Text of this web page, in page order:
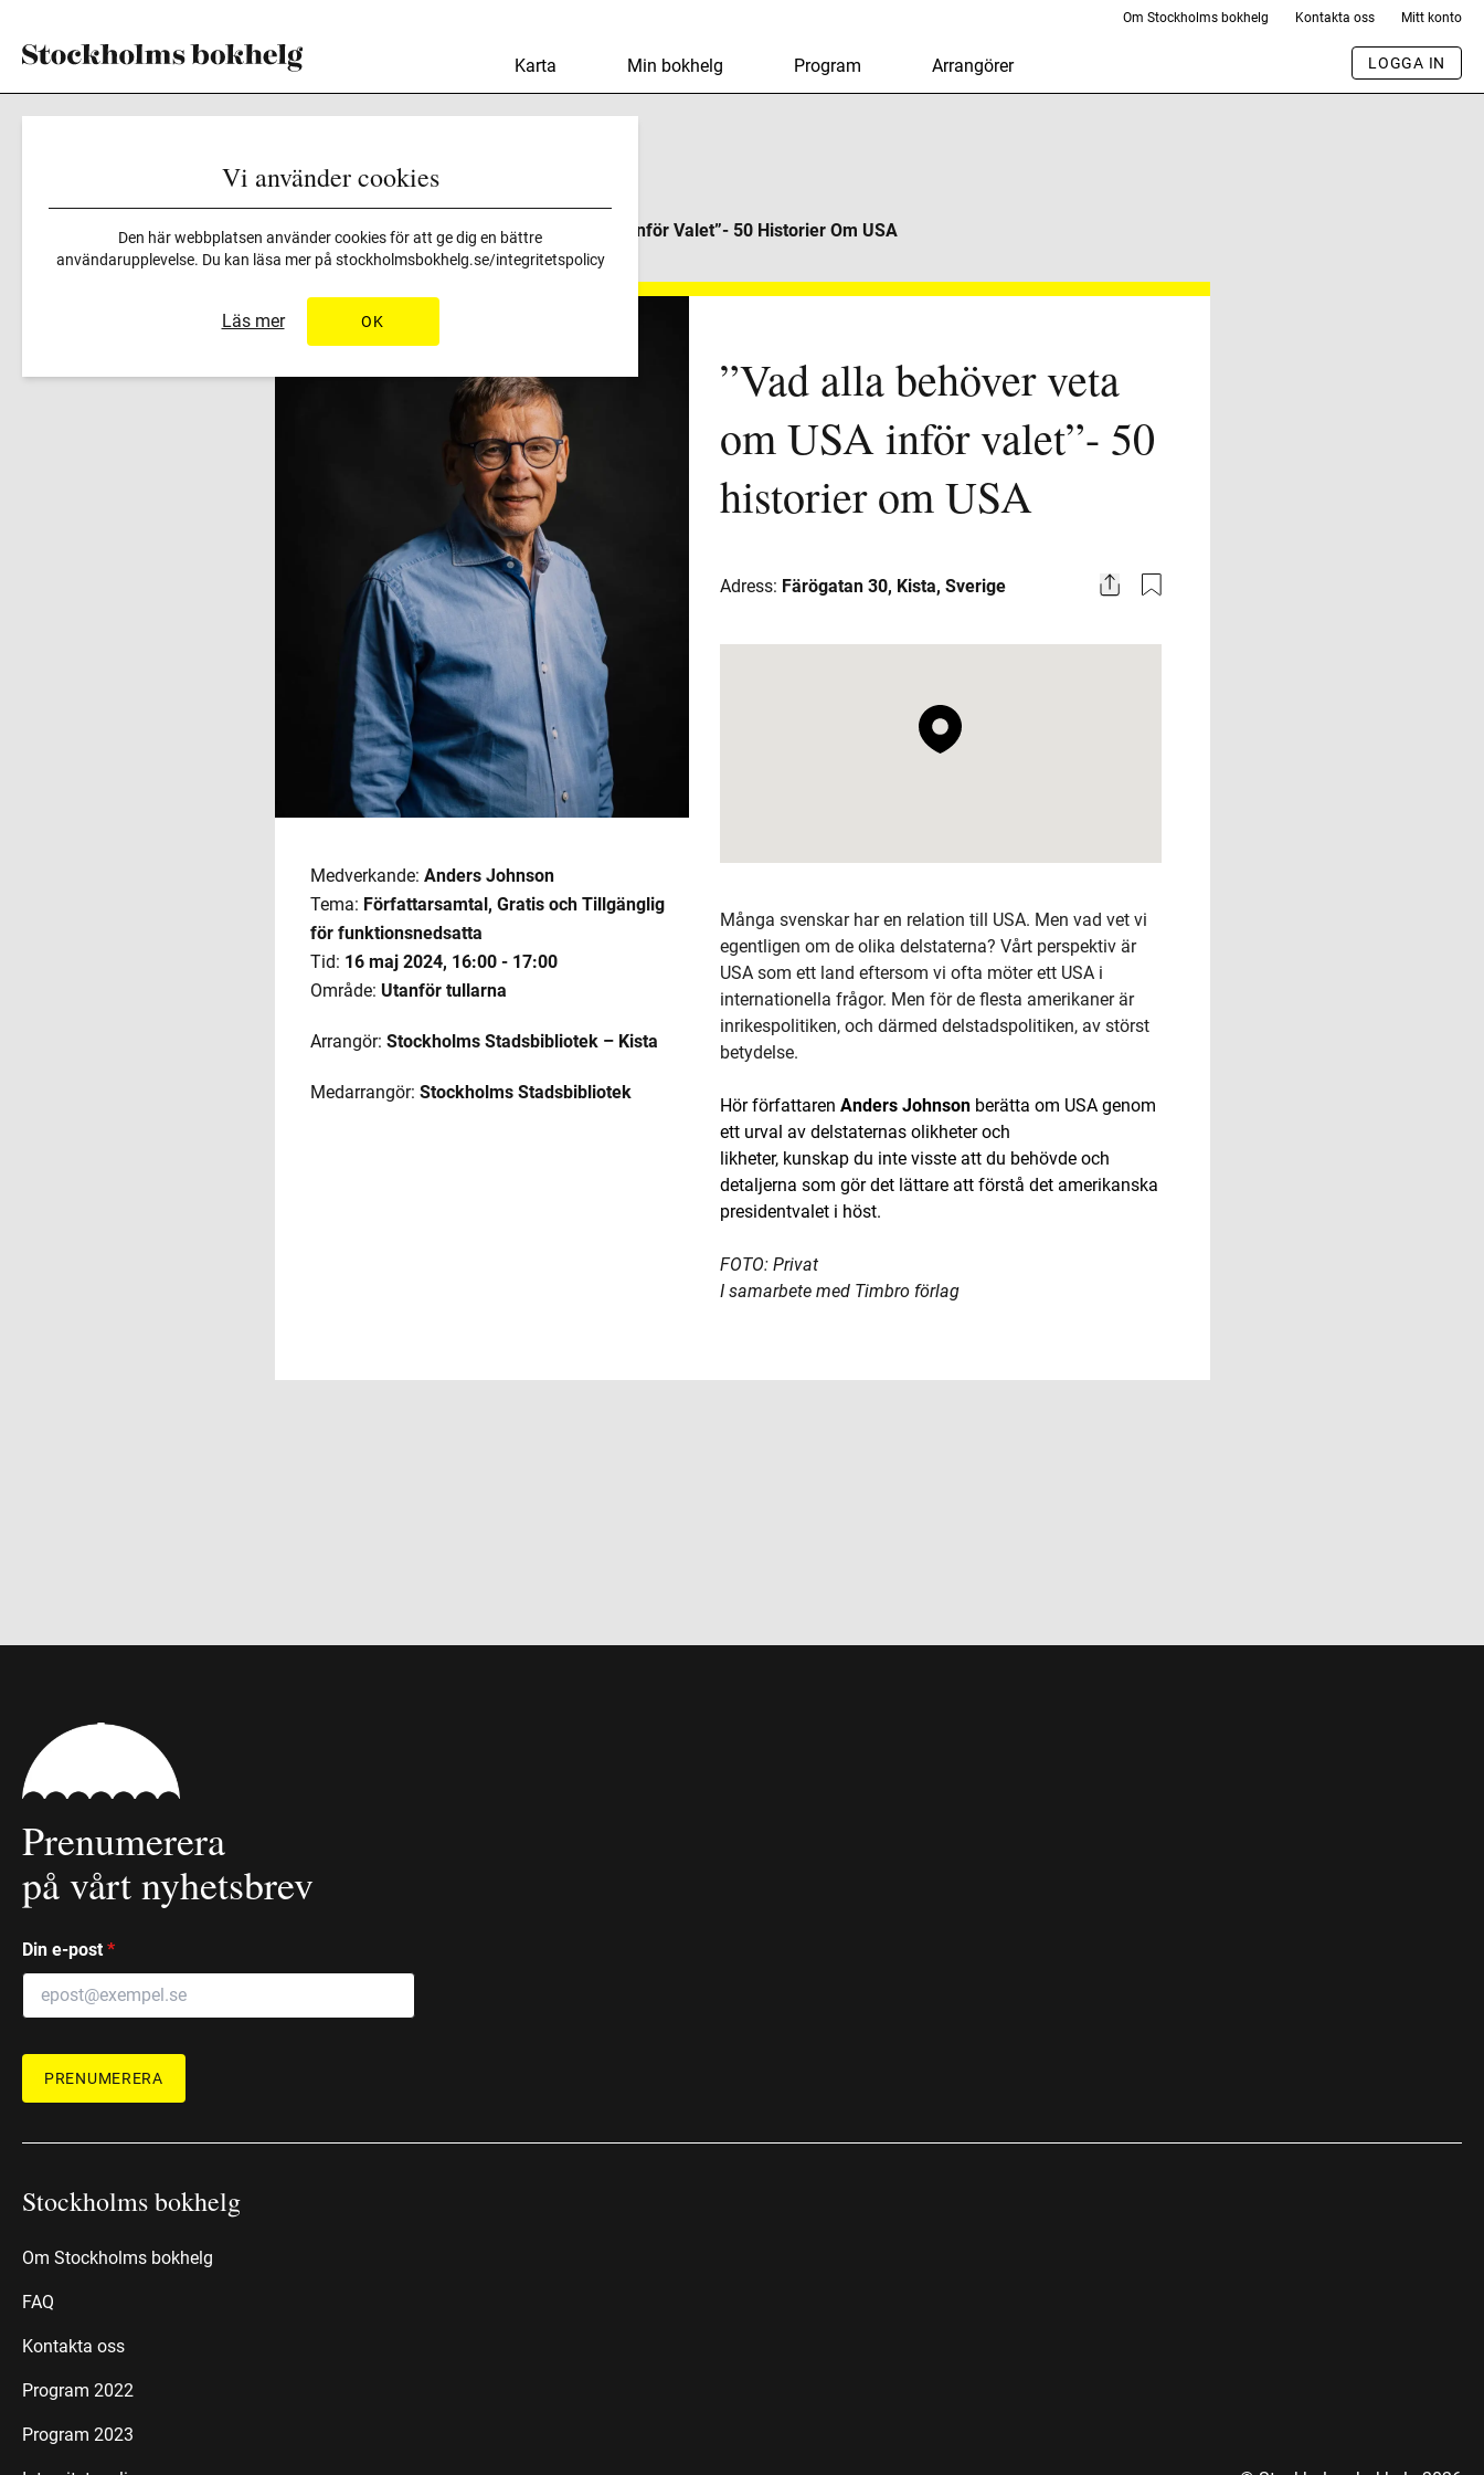
Om Stockholms bokhelg Kontakta oss Mitt konto
Karta Min bokhelg Program Arrangörer LOGGA IN
Program > ”Vad Alla Behöver Veta Om USA Inför Valet”- 50 Historier Om USA
Medverkande: Anders Johnson
Tema: Författarsamtal Gratis
Tillgänglig
för funktionsnedsatta
Tid: 16 maj 2024, 16:00 - 17:00
Område: Utanför tullarna
Arrangör: Stockholms Stadsbibliotek – Kista
Medarrangör: Stockholms Stadsbibliotek
”Vad alla behöver veta
om USA inför valet”- 50
historier om USA
Adress: Färögatan 30, Kista, Sverige Share
Många svenskar har en relation till USA. Men vad vet vi
egentligen om de olika delstaterna? Vårt perspektiv är
USA som ett land eftersom vi ofta möter ett USA i
internationella frågor. Men för de flesta amerikaner är
inrikespolitiken, och därmed delstadspolitiken, av störst
betydelse.
Hör författaren Anders Johnsonberätta om USA genom
ett urval av delstaternas olikheter och
likheter, kunskap du inte visste att du behövde och
detaljerna som gör det lättare att förstå det amerikanska
presidentvalet i höst.
FOTO: Privat
I samarbete med Timbro förlag
Prenumerera
på vårt nyhetsbrev
Din e-post *
PRENUMERERA
Stockholms bokhelg
Om Stockholms bokhelg
FAQ
Kontakta oss
Program 2022
Program 2023
Vi använder cookies
Den här webbplatsen använder cookies för att ge dig en bättre
användarupplevelse. Du kan läsa mer på stockholmsbokhelg.se/integritetspolicy
Läs mer OK